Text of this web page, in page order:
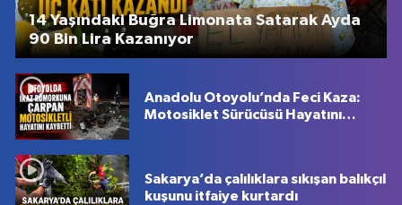
14 Yaşındaki Buğra Limonata Satarak Ayda
90 Bin Lira Kazanıyor
Anadolu Otoyolu’nda Feci Kaza:
Motosiklet Sürücüsü Hayatını
Sakarya’da çalılıklara sıkışan balıkçıl
kuşunu itfaiye kurtardı